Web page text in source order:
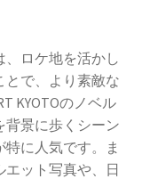
ロケ地を活かし
とで、より素敵な
KYOTOのノベル
背景に歩くシーン
に人気です。ま
ット写真や、日